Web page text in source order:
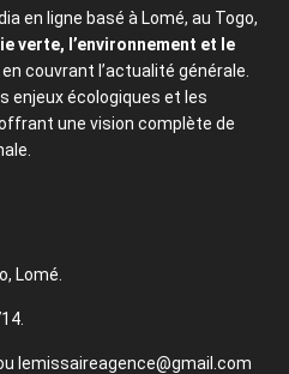
en ligne basé à Lomé, au Togo,
verte, l’environnement et le
couvrant l’actualité générale.
enjeux écologiques et les
une vision complète de
Lomé.
lemissaireagence@gmail.com